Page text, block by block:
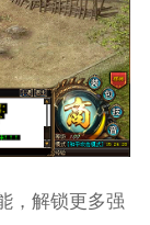
，解锁更多强